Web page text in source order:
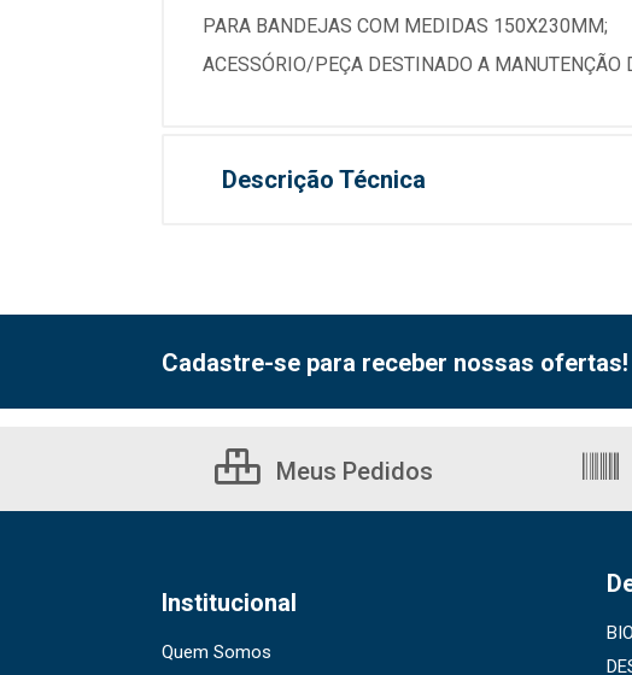
PARA BANDEJAS COM MEDIDAS 150X230MM;
ACESSÓRIO/PEÇA DESTINADO A MANUTENÇÃO
Descrição Técnica
Cadastre-se para receber nossas ofertas!
Meus Pedidos
Institucional
Quem Somos